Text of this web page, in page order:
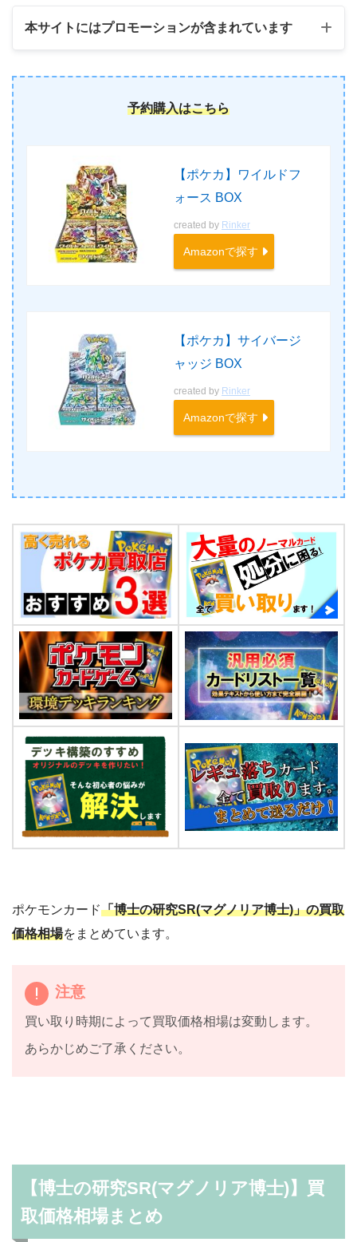
本サイトにはプロモーションが含まれています
予約購入はこちら
【ポケカ】ワイルドフ
ォース BOX
created by Rinker
Amazonで探す
【ポケカ】サイバージ
ャッジ BOX
created by Rinker
Amazonで探す
ポケモンカード「博士の研究SR(マグノリア博士)」の買取
価格相場をまとめています。
注意
買い取り時期によって買取価格相場は変動します。
あらかじめご了承ください。
【博士の研究SR(マグノリア博士)】買
取価格相場まとめ